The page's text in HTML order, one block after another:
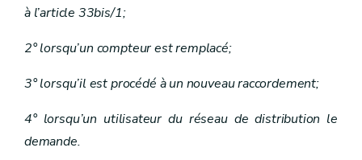
Chapitre IV Droits et obligations du gestionnaire de réseau
Section première Notification et permission de voirie
Art. 18
Art. 20
Art. 21
Art. 22
Art. 23
à l’article 33bis/1;
2° lorsqu’un compteur est remplacé;
3° lorsqu’il est procédé à un nouveau raccordement;
4° lorsqu’un utilisateur du réseau de distribution le
demande.